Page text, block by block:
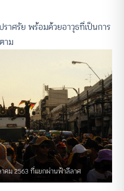
าศรัย พร้อมด้วยอาวุธที่เป็นการ
าม
คม 2563 ที่แยกผ่านฟ้าลีลาศ